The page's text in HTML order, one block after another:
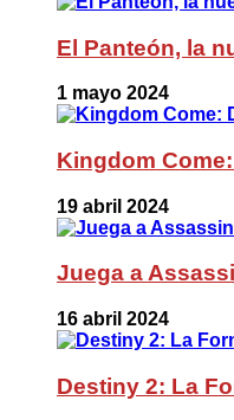
El Panteón, la
1 mayo 2024
Kingdom
19 abril 2024
Juega a
16 abril 2024
Destiny 2: La